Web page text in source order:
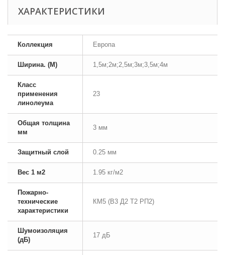
ХАРАКТЕРИСТИКИ
Коллекция Европа
Ширина. (М) 1,5м;2м;2,5м;3м;3,5м;4м
Класс
применения
линолеума
23
Общая толщина
мм
3 мм
Защитный слой 0.25 мм
Вес 1 м2 1.95 кг/м2
Пожарно-
технические
характеристики
КМ5 (В3 Д2 Т2 РП2)
Шумоизоляция
(дБ)
17 дБ